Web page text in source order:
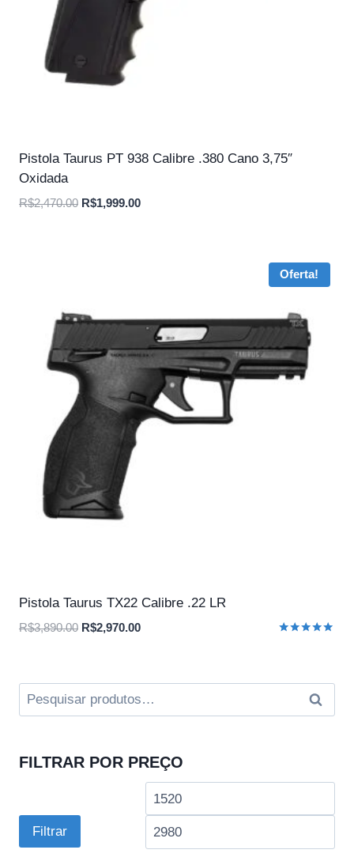
Pistola Taurus PT 938 Calibre .380 Cano 3,75″
Oxidada
R$2,470.00 O
R$1,999.00O
Oferta!
Pistola Taurus TX22 Calibre .22 LR
R$3,890.00 O
era:
R$3,890.00.
R$2,970.00O
é:
R$2,970.00.
Pesquisar
por:
FILTRAR POR PREÇO
Preço
Filtrar